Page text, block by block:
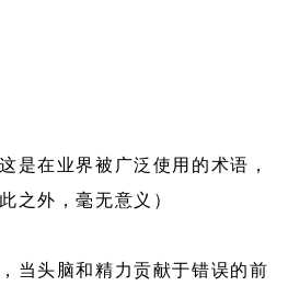
是在业界被广泛使用的术语，
之外，毫无意义）
当头脑和精力贡献于错误的前